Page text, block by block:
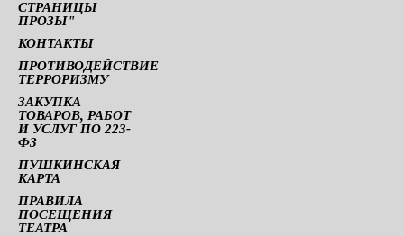
СТРАНИЦЫ
ПРОЗЫ"
КОНТАКТЫ
ПРОТИВОДЕЙСТВИЕ
ТЕРРОРИЗМУ
ЗАКУПКА
ТОВАРОВ, РАБОТ
И УСЛУГ ПО 223-
ФЗ
ПУШКИНСКАЯ
КАРТА
ПРАВИЛА
ПОСЕЩЕНИЯ
ТЕАТРА